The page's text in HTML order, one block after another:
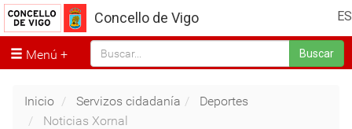
ES
Concello de Vigo
Menú Buscar
Inicio Servizos cidadanía
Deportes
Noticias Xornal